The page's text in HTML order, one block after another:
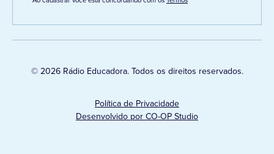
© 2026 Rádio Educadora. Todos os direitos reservados.
Política de Privacidade
Desenvolvido por CO-OP Studio